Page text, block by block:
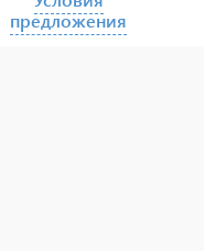
предложения